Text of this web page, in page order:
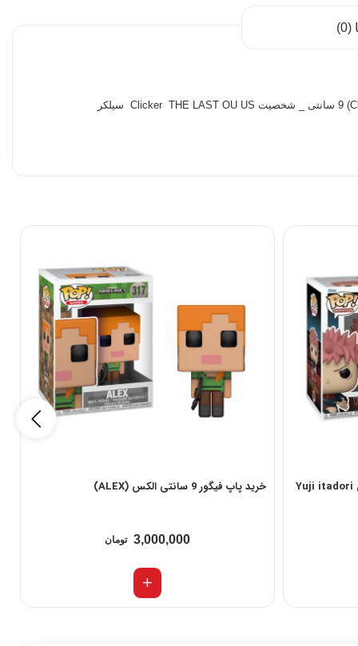
Clicker سیلکر
خرید پاپ فیگور 9 سانتی الکس (ALEX)
3,000,000 تومان